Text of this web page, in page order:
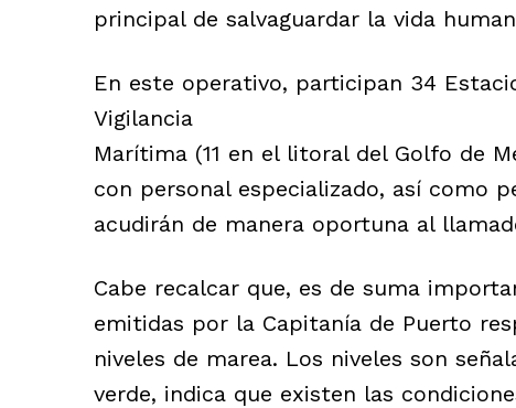
principal de salvaguardar la vida
En este operativo, participan 34
Vigilancia
Marítima (11 en el litoral del Golfo de
con personal especializado, así como
acudirán de manera oportuna al
Cabe recalcar que, es de suma
emitidas por la Capitanía de Puerto
niveles de marea. Los niveles son
verde, indica que existen las